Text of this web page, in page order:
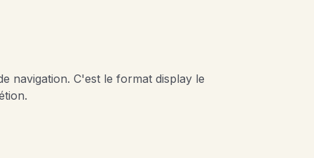
navigation. C'est le format display le